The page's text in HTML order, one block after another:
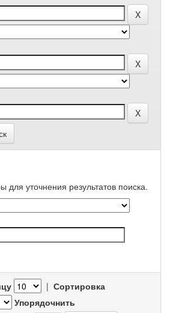
для уточнения результатов поиска.
| Сортировка
Упорядочнить